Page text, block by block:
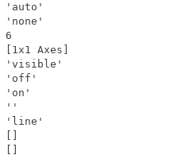
'auto'
'none'
6
Axes]
'visible'
'off'
'on'
''
'line'